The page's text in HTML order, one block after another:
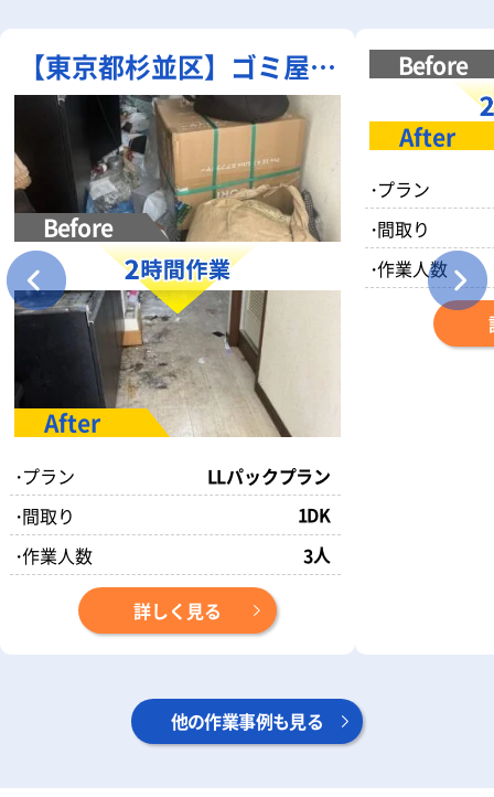
【東京都杉並区】ゴミ屋敷
清掃｜部屋一面の不用品・
散乱ゴミを一括清掃
・プラン
LLパックプラン
・間取り
1DK
・作業人数 3人
詳しく見る
・プラン
・間取り
・作業人数
他の作業事例も見る